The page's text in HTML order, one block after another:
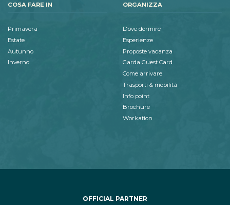
COSA FARE IN
Primavera
Estate
Autunno
Inverno
ORGANIZZA
Dove dormire
Esperienze
Proposte vacanza
Garda Guest Card
Come arrivare
Trasporti & mobilità
Info point
Brochure
Workation
OFFICIAL PARTNER